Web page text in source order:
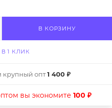
В КОРЗИНУ
1 КЛИК
крупный опт1 400 ₽
вы экономите 100 ₽